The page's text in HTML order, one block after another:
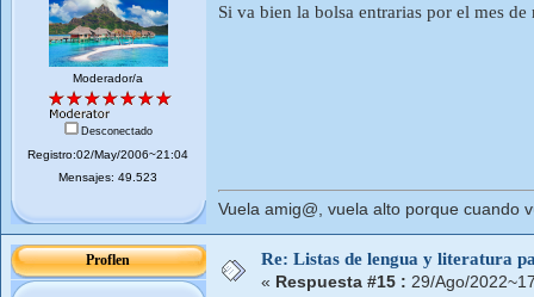
Moderador/a
Desconectado
Registro:02/May/2006~21:04
Mensajes: 49.523
Si va bien la bolsa entrarias por el mes
Vuela amig@, vuela alto porque cuando
Proflen Re: Listas de lengua y literatura
« Respuesta #15 : 29/Ago/